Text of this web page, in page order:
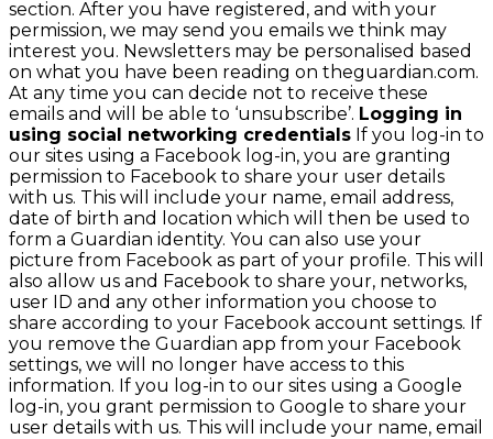
section. After you have registered, and with your
permission, we may send you emails we think may
interest you. Newsletters may be personalised based
on what you have been reading on theguardian.com.
At any time you can decide not to receive these
emails and will be able to ‘unsubscribe’. Logging in
using social networking credentials If you log-in to
our sites using a Facebook log-in, you are granting
permission to Facebook to share your user details
with us. This will include your name, email address,
date of birth and location which will then be used to
form a Guardian identity. You can also use your
picture from Facebook as part of your profile. This will
also allow us and Facebook to share your, networks,
user ID and any other information you choose to
share according to your Facebook account settings. If
you remove the Guardian app from your Facebook
settings, we will no longer have access to this
information. If you log-in to our sites using a Google
log-in, you grant permission to Google to share your
user details with us. This will include your name, email